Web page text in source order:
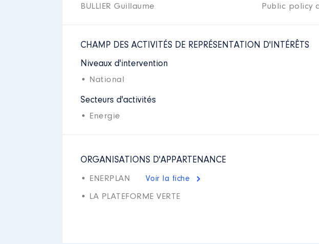
BULLIER Guillaume Public policy
CHAMP DES ACTIVITÉS DE REPRÉSENTATION D'INTÉRÊTS
Niveaux d'intervention
• National
Secteurs d'activités
• Energie
ORGANISATIONS D'APPARTENANCE
• ENERPLAN Voir la fiche
• LA PLATEFORME VERTE